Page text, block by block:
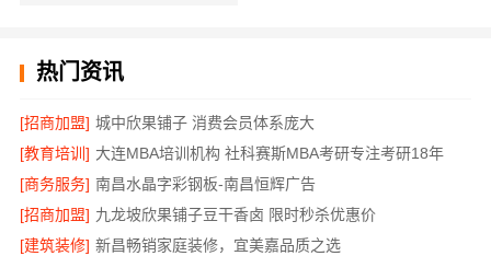
热门资讯
[招商加盟] 城中欣果铺子 消费会员体系庞大
[教育培训] 大连MBA培训机构 社科赛斯MBA考研专注考研18年
[商务服务] 南昌水晶字彩钢板-南昌恒辉广告
[招商加盟] 九龙坡欣果铺子豆干香卤 限时秒杀优惠价
[建筑装修] 新昌畅销家庭装修，宜美嘉品质之选